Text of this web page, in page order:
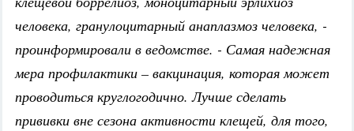
человека, гранулоцитарный анаплазмоз человека, -
проинформировали в ведомстве. - Самая надежная
мера профилактики – вакцинация, которая может
проводиться круглогодично. Лучше сделать
прививки вне сезона активности клещей, для того,